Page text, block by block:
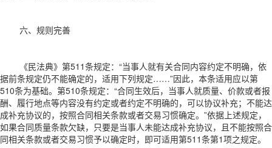
六、规则完善
《民法典》第511条规定：“当事人就有关合同内容约定不明确，依
据前条规定仍不能确定的，适用下列规定……”因此，本条适用应以第
510条为基础。第510条规定：“合同生效后，当事人就质量、价款或者报
酬、履行地点等内容没有约定或者约定不明确的，可以协议补充；不能达
成补充协议的，按照合同相关条款或者交易习惯确定。”依据上述规定，
如果合同质量条款欠缺，只要是当事人未能达成补充协议，且不能按照合
同相关条款或者交易习惯予以确定时，即可适用第511条第1项之规定。